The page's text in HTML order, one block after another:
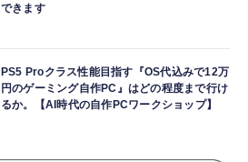
できます
PS5 Proクラス性能目指す『OS代込みで12万
円のゲーミング自作PC』はどの程度まで行け
るか。【AI時代の自作PCワークショップ】